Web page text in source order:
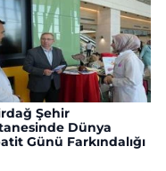
Şehir
Dünya
Günü Farkındalığı